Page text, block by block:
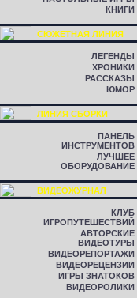
КНИГИ
СЮЖЕТНАЯ ЛИНИЯ
ЛЕГЕНДЫ
ХРОНИКИ
РАССКАЗЫ
ЮМОР
ЛИНИЯ СБОРКИ
ПАНЕЛЬ
ИНСТРУМЕНТОВ
ЛУЧШЕЕ
ОБОРУДОВАНИЕ
ВИДЕОЖУРНАЛ
КЛУБ
ИГРОПУТЕШЕСТВИЙ
АВТОРСКИЕ
ВИДЕОТУРЫ
ВИДЕОРЕПОРТАЖИ
ВИДЕОРЕЦЕНЗИИ
ИГРЫ ЗНАТОКОВ
ВИДЕОРОЛИКИ